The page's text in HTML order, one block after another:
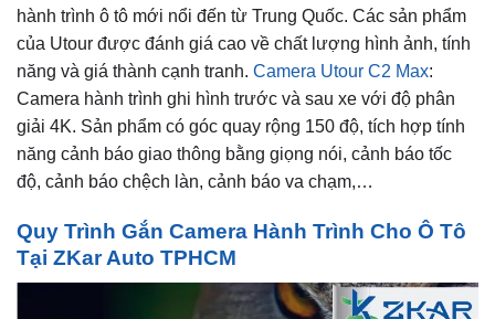
hành trình ô tô mới nổi đến từ Trung Quốc. Các sản phẩm
của Utour được đánh giá cao về chất lượng hình ảnh, tính
năng và giá thành cạnh tranh. Camera Utour C2 Max:
Camera hành trình ghi hình trước và sau xe với độ phân
giải 4K. Sản phẩm có góc quay rộng 150 độ, tích hợp tính
năng cảnh báo giao thông bằng giọng nói, cảnh báo tốc
độ, cảnh báo chệch làn, cảnh báo va chạm,…
Quy Trình Gắn Camera Hành Trình Cho Ô Tô
Tại ZKar Auto TPHCM